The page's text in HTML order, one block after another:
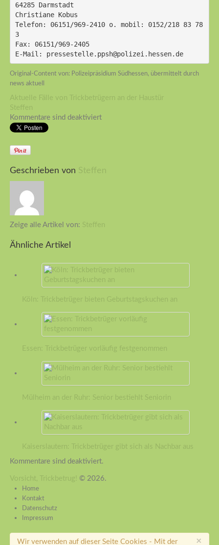
64285 Darmstadt
Christiane Kobus
Telefon: 06151/969-2410 o. mobil: 0152/218 83 78
3
Fax: 06151/969-2405
E-Mail: pressestelle.ppsh@polizei.hessen.de
Original-Content von: Polizeipräsidium Südhessen, übermittelt durch
news aktuell
Aktuelle Fälle von Trickbetrügern an der Haustür
Steffen
Kommentare sind deaktiviert
Geschrieben von Steffen
Zeige alle Artikel von: Steffen
Ähnliche Artikel
Köln: Trickbetrüger bieten Geburtstagskuchen an
Essen: Trickbetrüger vorläufig festgenommen
Mülheim an der Ruhr: Senior bestiehlt Seniorin
Kaiserslautern: Trickbetrüger gibt sich als Nachbar aus
Kommentare sind deaktiviert.
Vorsicht, Trickbetrug! © 2026.
Home
Kontakt
Datenschutz
Impressum
×
Wir verwenden auf dieser Seite Cookies - Mit der